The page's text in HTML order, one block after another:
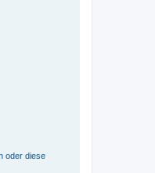
oder diese